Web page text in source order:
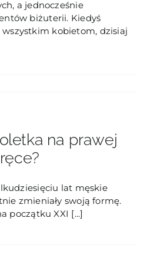
a jednocześnie
biżuterii. Kiedyś
kobietom, dzisiaj
na prawej
lat męskie
zmieniały swoją formę.
początku XXI [...]